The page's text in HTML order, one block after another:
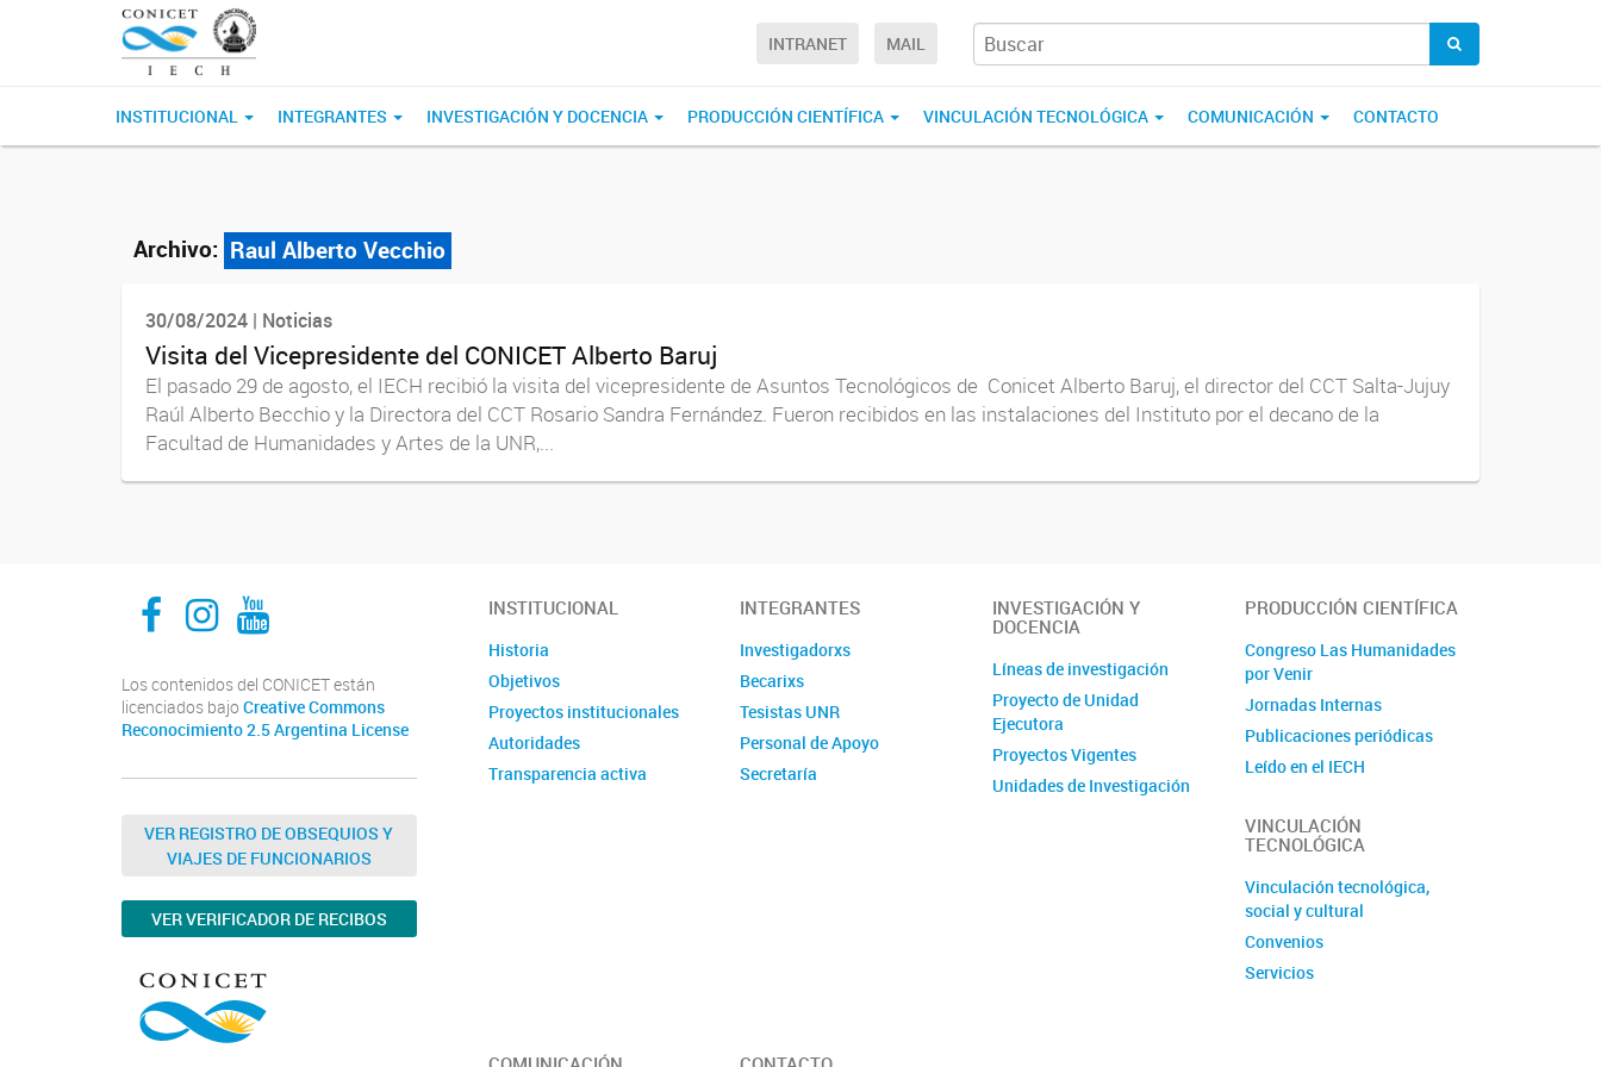
INTRANET MAIL
INSTITUCIONAL INTEGRANTES INVESTIGACIÓN Y DOCENCIA PRODUCCIÓN CIENTÍFICA VINCULACIÓN TECNOLÓGICA COMUNICACIÓN CONTACTO
Archivo: Raul Alberto Vecchio
30/08/2024 | Noticias
Visita del Vicepresidente del CONICET Alberto Baruj
El pasado 29 de agosto, el IECH recibió la visita del vicepresidente de Asuntos Tecnológicos de Conicet Alberto Baruj, el director del CCT Salta-Jujuy
Raúl Alberto Becchio y la Directora del CCT Rosario Sandra Fernández. Fueron recibidos en las instalaciones del Instituto por el decano de la
Facultad de Humanidades y Artes de la UNR,...
Facebook
Instagram
Youtube
Los contenidos del CONICET están
licenciados bajo Creative Commons
Reconocimiento 2.5 Argentina License
VER REGISTRO DE OBSEQUIOS Y
VIAJES DE FUNCIONARIOS
VER VERIFICADOR DE RECIBOS
INSTITUCIONAL
Historia
Objetivos
Proyectos institucionales
Autoridades
Transparencia activa
INTEGRANTES
Investigadorxs
Becarixs
Tesistas UNR
Personal de Apoyo
Secretaría
INVESTIGACIÓN Y
DOCENCIA
Líneas de investigación
Proyecto de Unidad
Ejecutora
Proyectos Vigentes
Unidades de Investigación
PRODUCCIÓN CIENTÍFICA
Congreso Las Humanidades
por Venir
Jornadas Internas
Publicaciones periódicas
Leído en el IECH
VINCULACIÓN
TECNOLÓGICA
Vinculación tecnológica,
social y cultural
Convenios
Servicios